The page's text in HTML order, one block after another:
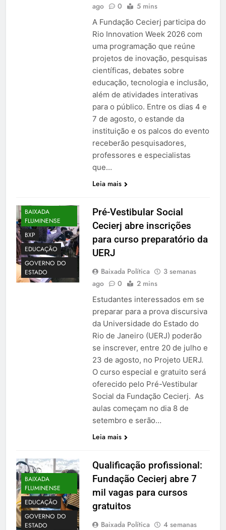
ago
0 5 mins
A Fundação Cecierj participa do
Rio Innovation Week 2026 com
uma programação que reúne
projetos de inovação, pesquisas
científicas, debates sobre
educação, tecnologia e inclusão,
além de atividades interativas
para o público. Entre os dias 4 e
7 de agosto, o estande da
instituição e os palcos do evento
receberão pesquisadores,
professores e especialistas
que…
Leia mais
BAIXADA
FLUMINENSE
BXP
EDUCAÇÃO
GOVERNO DO
ESTADO
Pré-Vestibular Social
Cecierj abre inscrições
para curso preparatório da
UERJ
Baixada Política
3 semanas
ago
0 2 mins
Estudantes interessados em se
preparar para a prova discursiva
da Universidade do Estado do
Rio de Janeiro (UERJ) poderão
se inscrever, entre 20 de julho e
23 de agosto, no Projeto UERJ.
O curso especial e gratuito será
oferecido pelo Pré-Vestibular
Social da Fundação Cecierj. As
aulas começam no dia 8 de
setembro e serão…
Leia mais
BAIXADA
FLUMINENSE
EDUCAÇÃO
GOVERNO DO
ESTADO
Qualificação profissional:
Fundação Cecierj abre 7
mil vagas para cursos
gratuitos
Baixada Política
4 semanas